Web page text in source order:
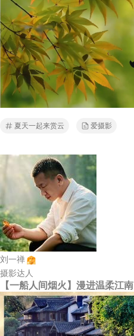
夏天一起来赏云 爱摄影
刘一禅
摄影达人
【一船人间烟火】漫进温柔江南